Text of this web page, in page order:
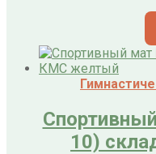
10)